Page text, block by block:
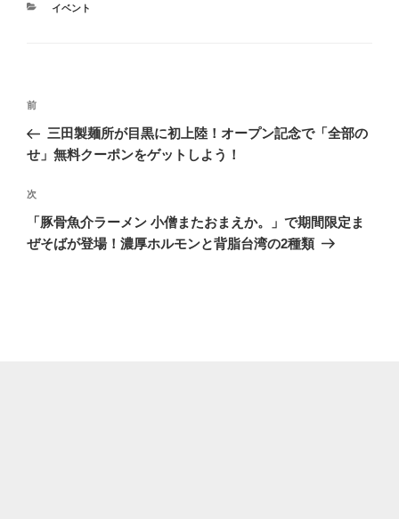
カ
イベント
投
ナ
ゲ
ー
シ
前
の
投
前
三田製麺所が目黒に初上陸！オープン記念で「全部の
せ」無料クーポンをゲットしよう！
次
の
投
次
「豚骨魚介ラーメン 小僧またおまえか。」で期間限定ま
ぜそばが登場！濃厚ホルモンと背脂台湾の2種類